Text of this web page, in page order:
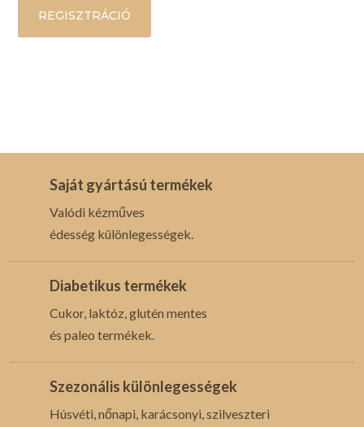
REGISZTRÁCIÓ
Saját gyártású termékek
Valódi kézműves
édesség különlegességek.
Diabetikus termékek
Cukor, laktóz, glutén mentes
és paleo termékek.
Szezonális különlegességek
Húsvéti, nőnapi, karácsonyi, szilveszteri